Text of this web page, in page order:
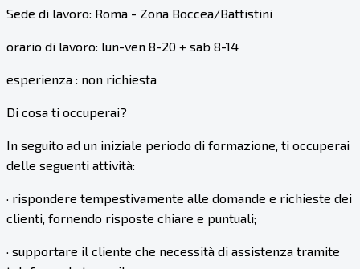
Sede di lavoro: Roma - Zona Boccea/Battistini
orario di lavoro: lun-ven 8-20 + sab 8-14
esperienza : non richiesta
Di cosa ti occuperai?
In seguito ad un iniziale periodo di formazione, ti occuperai
delle seguenti attività:
· rispondere tempestivamente alle domande e richieste dei
clienti, fornendo risposte chiare e puntuali;
· supportare il cliente che necessità di assistenza tramite